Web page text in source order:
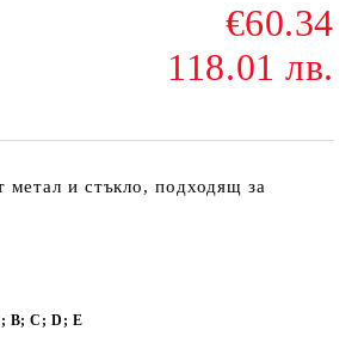
€60.34
118.01 лв.
метал и стъкло, подходящ за
B; C; D; E